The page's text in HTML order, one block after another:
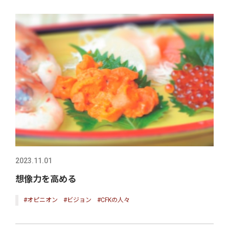
2023.11.01
想像力を高める
#オピニオン #ビジョン #CFKの人々